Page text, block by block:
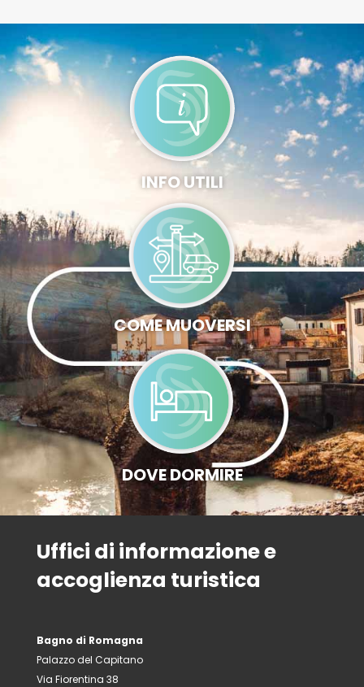
INFO UTILI
COME MUOVERSI
DOVE DORMIRE
Uffici di informazione e
accoglienza turistica
Bagno di Romagna
Palazzo del Capitano
Via Fiorentina 38